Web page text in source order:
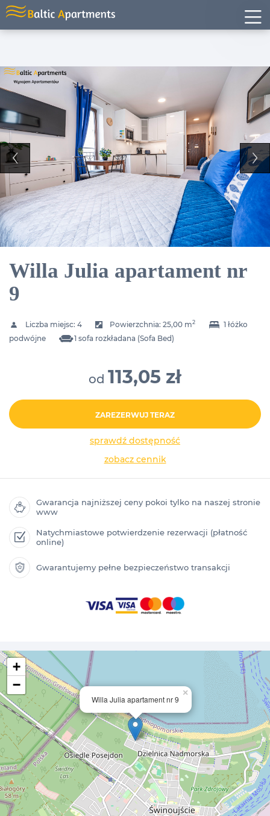
Willa Julia apartament nr
9
Liczba miejsc: 4 Powierzchnia:25,00 m2
1 łóżko
podwójne
1 sofa rozkładana (Sofa Bed)
od 113,05 zł
ZAREZERWUJ TERAZ
sprawdź dostępność
zobacz cennik
Gwarancja najniższej ceny pokoi tylko na naszej stronie
www
Natychmiastowe potwierdzenie rezerwacji (płatność
online)
Gwarantujemy pełne bezpieczeństwo transakcji
Willa Julia apartament nr 9
×
+
−